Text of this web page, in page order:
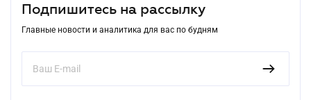
Подпишитесь на рассылку
Главные новости и аналитика для вас по будням